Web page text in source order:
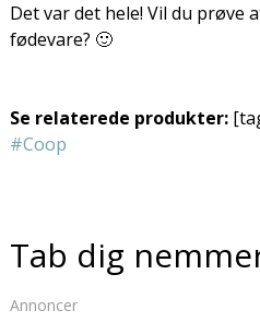
Det var det hele! Vil du prøve
fødevare? 🙂
Se relaterede produkter:
#Coop
Tab dig
Annoncer